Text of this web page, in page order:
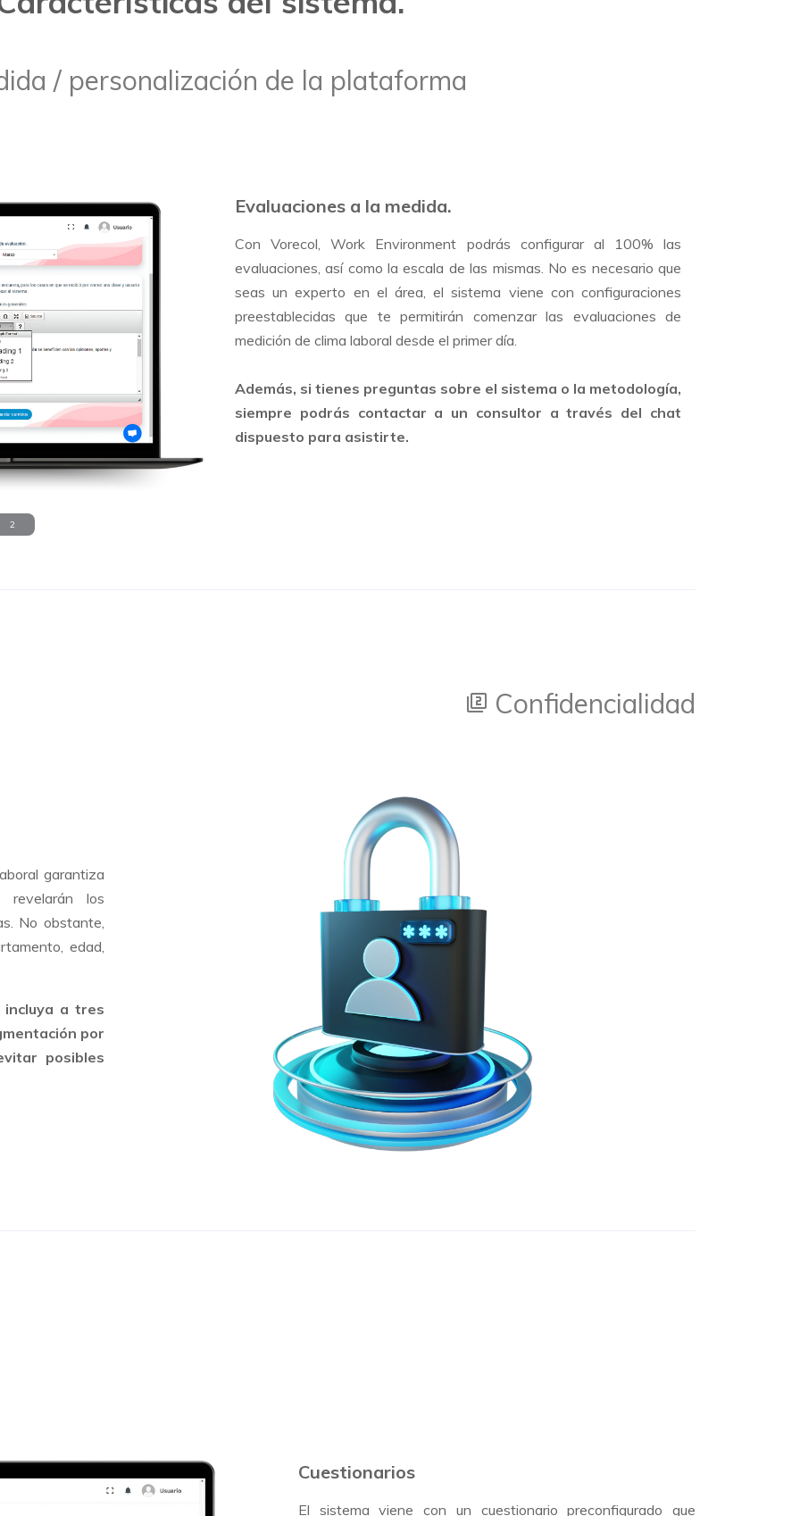
/ personalización de la plataforma
Evaluaciones a la medida.
Con Vorecol, Work Environment podrás configurar al 100% las
evaluaciones, así como la escala de las mismas. No es necesario que
seas un experto en el área, el sistema viene con configuraciones
preestablecidas que te permitirán comenzar las evaluaciones de
medición de clima laboral desde el primer día.
Además, si tienes preguntas sobre el sistema o la metodología,
siempre podrás contactar a un consultor a través del chat
dispuesto para asistirte.
2
filter_2 Confidencialidad
garantiza
revelarán los
No obstante,
edad,
incluya a tres
por
posibles
Cuestionarios
El sistema viene con un cuestionario preconfigurado que